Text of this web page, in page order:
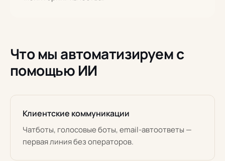
Что мы автоматизируем с
помощью ИИ
Клиентские коммуникации
Чатботы, голосовые боты, email-автоответы —
первая линия без операторов.